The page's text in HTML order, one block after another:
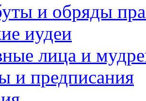
и обряды
иудеи
лица и
и предписания